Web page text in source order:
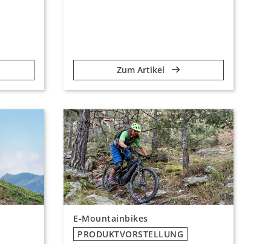
Zum Artikel
E-Mountainbikes
PRODUKTVORSTELLUNG